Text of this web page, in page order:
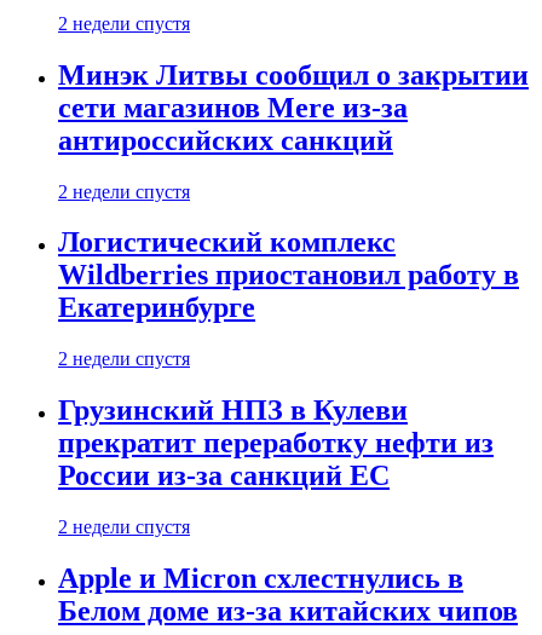
2 недели спустя
Минэк Литвы сообщил о закрытии
сети магазинов Mere из-за
антироссийских санкций
2 недели спустя
Логистический комплекс
Wildberries приостановил работу в
Екатеринбурге
2 недели спустя
Грузинский НПЗ в Кулеви
прекратит переработку нефти из
России из-за санкций ЕС
2 недели спустя
Apple и Micron схлестнулись в
Белом доме из-за китайских чипов